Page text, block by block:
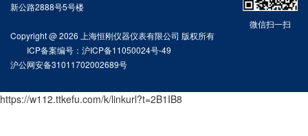
微信扫一扫
新公路2888号5号楼
Copyright @ 2026 上海恒刚仪器仪表有限公司 版权所有
ICP备案编号：沪ICP备11050024号-49
沪公网安备31011702002689号
https://w112.ttkefu.com/k/linkurl?t=2B1IB8